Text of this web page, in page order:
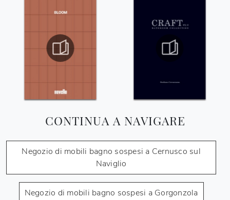
CONTINUA A NAVIGARE
Negozio di mobili bagno sospesi a Cernusco sul
Naviglio
Negozio di mobili bagno sospesi a Gorgonzola